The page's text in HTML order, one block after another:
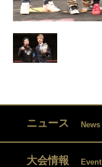
ニュース News
大会情報 Event